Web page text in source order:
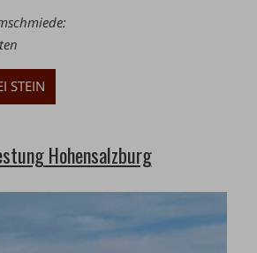
STEIN
Hohensalzburg